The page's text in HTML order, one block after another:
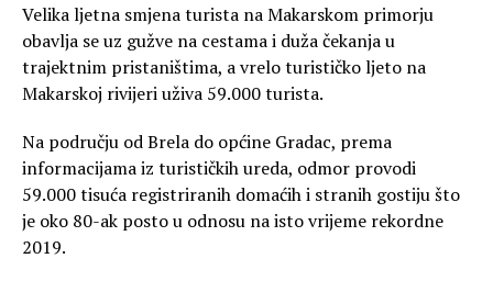
Velika ljetna smjena turista na Makarskom primorju
obavlja se uz gužve na cestama i duža čekanja u
trajektnim pristaništima, a vrelo turističko ljeto na
Makarskoj rivijeri uživa 59.000 turista.
Na području od Brela do općine Gradac, prema
informacijama iz turističkih ureda, odmor provodi
59.000 tisuća registriranih domaćih i stranih gostiju što
je oko 80-ak posto u odnosu na isto vrijeme rekordne
2019.